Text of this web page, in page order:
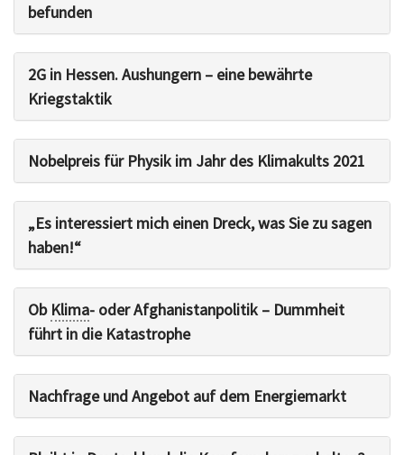
befunden
2G in Hessen. Aushungern – eine bewährte
Kriegstaktik
Nobelpreis für Physik im Jahr des Klimakults 2021
„Es interessiert mich einen Dreck, was Sie zu sagen
haben!“
Ob Klima- oder Afghanistanpolitik – Dummheit
führt in die Katastrophe
Nachfrage und Angebot auf dem Energiemarkt